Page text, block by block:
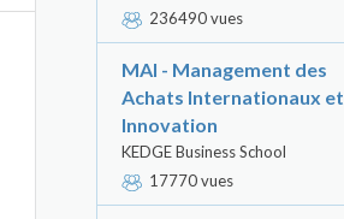
236490 vues
MAI - Management des
Achats Internationaux et
Innovation
KEDGE Business School
17770 vues